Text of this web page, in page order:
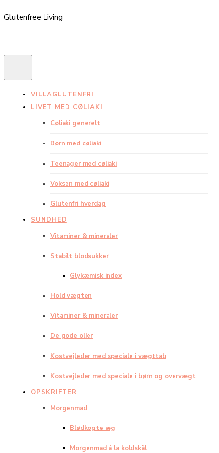
Glutenfree Living
VILLAGLUTENFRI
LIVET MED CØLIAKI
Cøliaki generelt
Børn med cøliaki
Teenager med cøliaki
Voksen med cøliaki
Glutenfri hverdag
SUNDHED
Vitaminer & mineraler
Stabilt blodsukker
Glykæmisk index
Hold vægten
Vitaminer & mineraler
De gode olier
Kostvejleder med speciale i vægttab
Kostvejleder med speciale i børn og overvægt
OPSKRIFTER
Morgenmad
Blødkogte æg
Morgenmad á la koldskål